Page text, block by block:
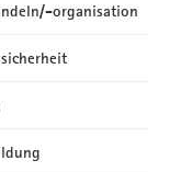
organisation